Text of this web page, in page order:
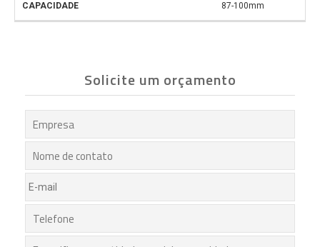
87-100mm
Solicite um orçamento